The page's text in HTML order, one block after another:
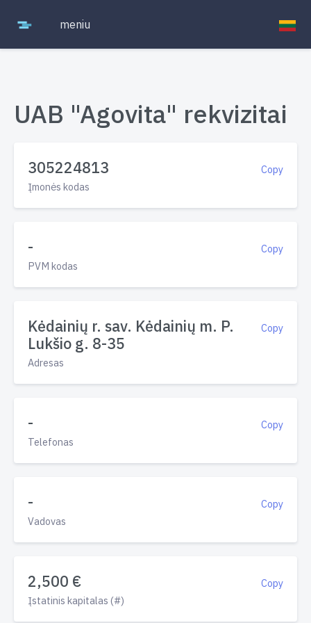
meniu
UAB "Agovita" rekvizitai
Copy
305224813
Įmonės kodas
Copy
-
PVM kodas
Copy
Kėdainių r. sav. Kėdainių m. P.
Lukšio g. 8-35
Adresas
Copy
-
Telefonas
Copy
-
Vadovas
Copy
2,500 €
Įstatinis kapitalas (#)